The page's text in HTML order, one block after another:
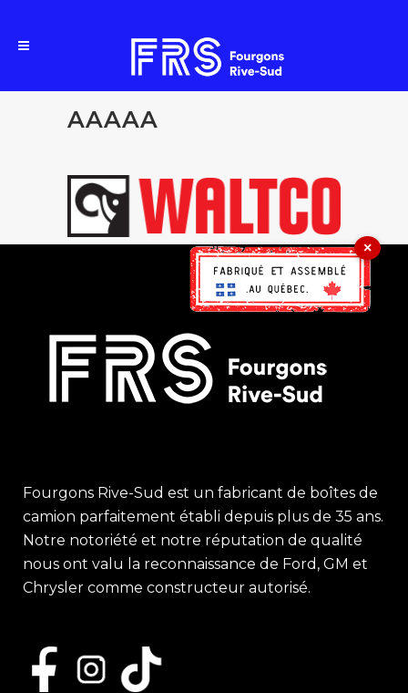
AAAAA
Fourgons Rive-Sud est un fabricant de boîtes de
camion parfaitement établi depuis plus de 35 ans.
Notre notoriété et notre réputation de qualité
nous ont valu la reconnaissance de Ford, GM et
Chrysler comme constructeur autorisé.
×